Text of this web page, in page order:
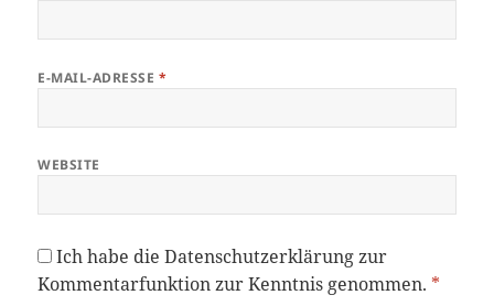
E-MAIL-ADRESSE *
WEBSITE
Ich habe dieDatenschutzerklärungzur
Kommentarfunktion zur Kenntnis genommen. *